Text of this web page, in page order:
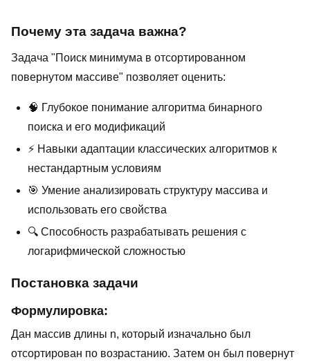
Почему эта задача важна?
Задача "Поиск минимума в отсортированном
повернутом массиве" позволяет оценить:
🧠 Глубокое понимание алгоритма бинарного
поиска и его модификаций
⚡ Навыки адаптации классических алгоритмов к
нестандартным условиям
🎯 Умение анализировать структуру массива и
использовать его свойства
🔍 Способность разрабатывать решения с
логарифмической сложностью
Постановка задачи
Формулировка:
Дан массив длины n, который изначально был
отсортирован по возрастанию. Затем он был повернут